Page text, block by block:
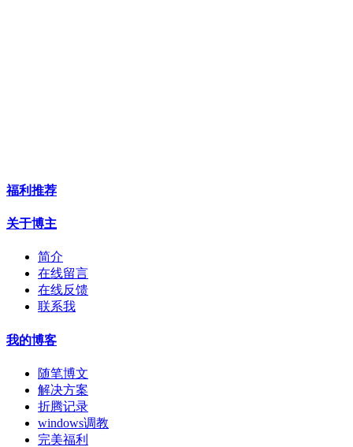
福利推荐
关于博主
简介
在线留言
在线反馈
联系我
我的博客
随笔博文
解决方案
折腾记录
windows调教
完美福利